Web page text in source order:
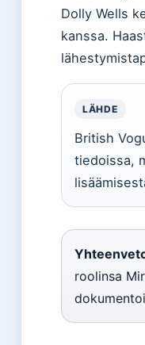
Dolly Wells
kanssa.
LÄHDE
British
tiedoissa,
roolinsa